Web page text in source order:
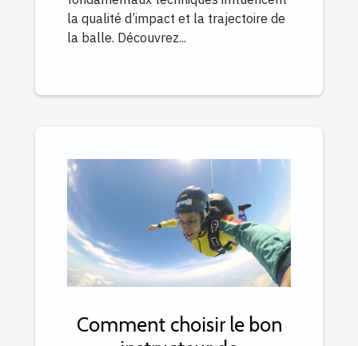
la qualité d’impact et la trajectoire de
la balle. Découvrez...
Comment choisir le bon